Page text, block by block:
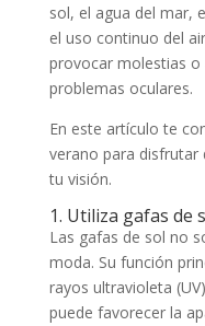
sol, el agua del mar,
el uso continuo del
provocar molestias
problemas oculares.
En este artículo te
verano para disfrutar
tu visión.
1. Utiliza gafas de
Las gafas de sol no
moda. Su función
rayos ultravioleta
puede favorecer la